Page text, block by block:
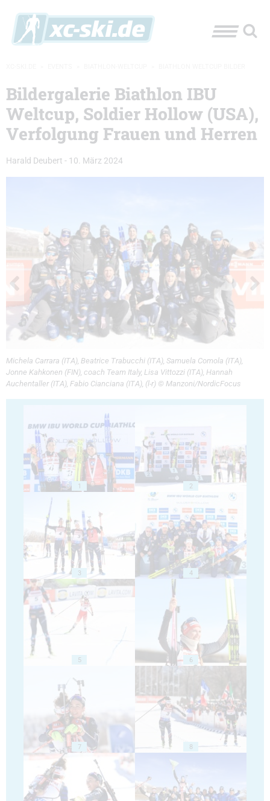
Bildergalerie Biathlon IBU
Weltcup, Soldier Hollow (USA),
Verfolgung Frauen und Herren
Harald Deubert - 10. März 2024
Michela Carrara (ITA), Beatrice Trabucchi (ITA), Samuela Comola (ITA),
Jonne Kahkonen (FIN), coach Team Italy, Lisa Vittozzi (ITA), Hannah
Auchentaller (ITA), Fabio Cianciana (ITA), (l-r) © Manzoni/NordicFocus
1 2
3 4
5 6
7 8